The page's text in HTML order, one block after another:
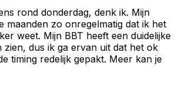
rond donderdag, denk ik. Mijn
maanden zo onregelmatig dat ik het
weet. Mijn BBT heeft een duidelijke
zien, dus ik ga ervan uit dat het ok
timing redelijk gepakt. Meer kan je